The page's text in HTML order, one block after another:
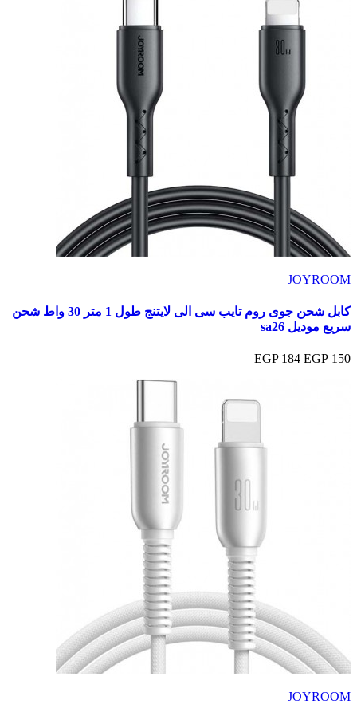
JOYROOM
كابل شحن جوى روم تايب سى الى لايتنج طول 1 متر 30 واط شحن
سريع موديل sa26
150 EGP
184 EGP
JOYROOM